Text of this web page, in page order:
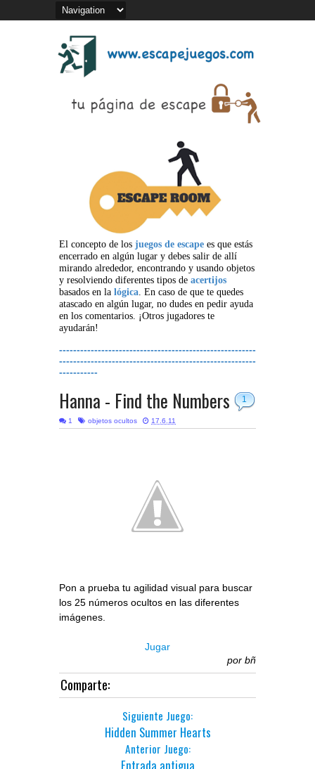
El concepto de los juegos de escape es que estás
encerrado en algún lugar y debes salir de allí
mirando alrededor, encontrando y usando objetos
y resolviendo diferentes tipos de acertijos
basados en la lógica. En caso de que te quedes
atascado en algún lugar, no dudes en pedir ayuda
en los comentarios. ¡Otros jugadores te
ayudarán!
--------------------------------------------------------
--------------------------------------------------------
-----------
1
Hanna - Find the Numbers
1 objetos ocultos 17.6.11
Pon a prueba tu agilidad visual para buscar
los 25 números ocultos en las diferentes
imágenes.
Jugar
por bñ
Comparte:
Siguiente Juego:
Hidden Summer Hearts
Anterior Juego:
Entrada antigua